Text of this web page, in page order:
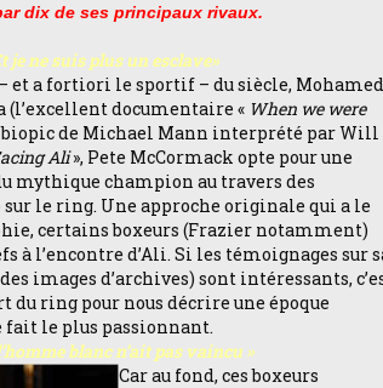
dix de ses principaux rivaux.
je ne suis plus un esclave»
et a fortiori le sportif – du siècle, Mohamed
documentaire « When we were
biopic de Michael Mann interprété par Will
Ali», Pete McCormack opte pour une
mythique champion au travers des
le ring. Une approche originale qui a le
certains boxeurs (Frazier notamment)
l’encontre d’Ali. Si les témoignages sur
images d’archives) sont intéressants,
ring pour nous décrire une époque
fait le plus passionnant.
blanc n’ait pas vaincu »
Car au fond, ces boxeurs